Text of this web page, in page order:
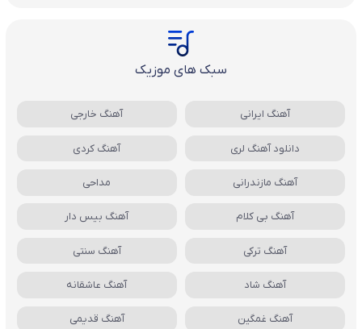
سبک های موزیک
آهنگ ایرانی آهنگ خارجی
دانلود آهنگ لری آهنگ کردی
آهنگ مازندرانی مداحی
آهنگ بی کلام آهنگ بیس دار
آهنگ ترکی آهنگ سنتی
آهنگ شاد آهنگ عاشقانه
آهنگ غمگین آهنگ قدیمی